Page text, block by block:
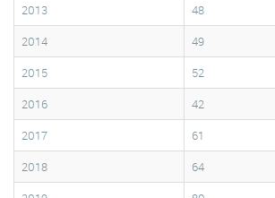
2013
48
2014
49
2015
52
2016
42
2017
61
2018
64